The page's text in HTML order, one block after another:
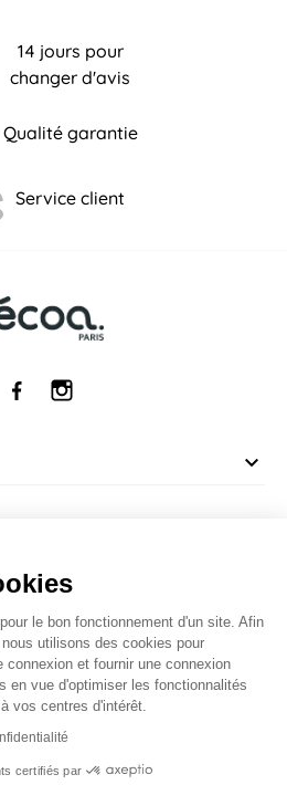
14 jours pour
changer d'avis
Qualité garantie
Service client
Société des Avis Garantis,
le bon fonctionnement d'un site. Afin
utilisons des cookies pour
et fournir une connexion
en vue d'optimiser les fonctionnalités
vos centres d'intérêt.
certifiés par